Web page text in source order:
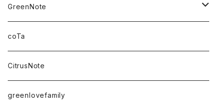
GreenNote
さえの
愛乃茉央
虹海ぽんず
coTa
CitrusNote
greenlovefamily